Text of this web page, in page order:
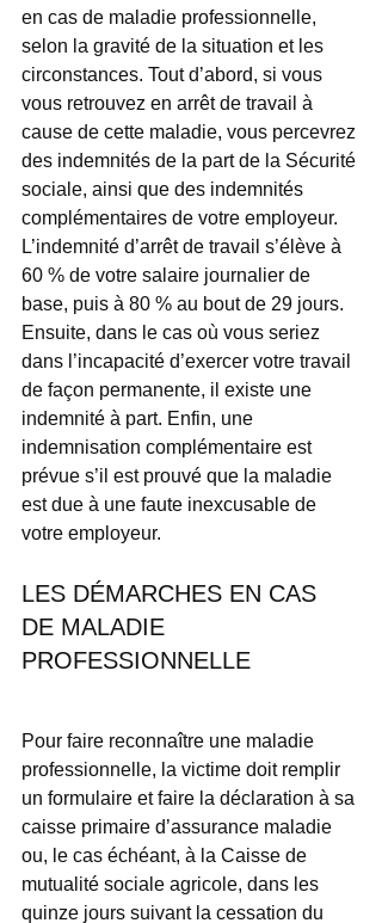
en cas de maladie professionnelle,
selon la gravité de la situation et les
circonstances. Tout d’abord, si vous
vous retrouvez en arrêt de travail à
cause de cette maladie, vous percevrez
des indemnités de la part de la Sécurité
sociale, ainsi que des indemnités
complémentaires de votre employeur.
L’indemnité d’arrêt de travail s’élève à
60 % de votre salaire journalier de
base, puis à 80 % au bout de 29 jours.
Ensuite, dans le cas où vous seriez
dans l’incapacité d’exercer votre travail
de façon permanente, il existe une
indemnité à part. Enfin, une
indemnisation complémentaire est
prévue s’il est prouvé que la maladie
est due à une faute inexcusable de
votre employeur.
LES DÉMARCHES EN CAS
DE MALADIE
PROFESSIONNELLE
Pour faire reconnaître une maladie
professionnelle, la victime doit remplir
un formulaire et faire la déclaration à sa
caisse primaire d’assurance maladie
ou, le cas échéant, à la Caisse de
mutualité sociale agricole, dans les
quinze jours suivant la cessation du